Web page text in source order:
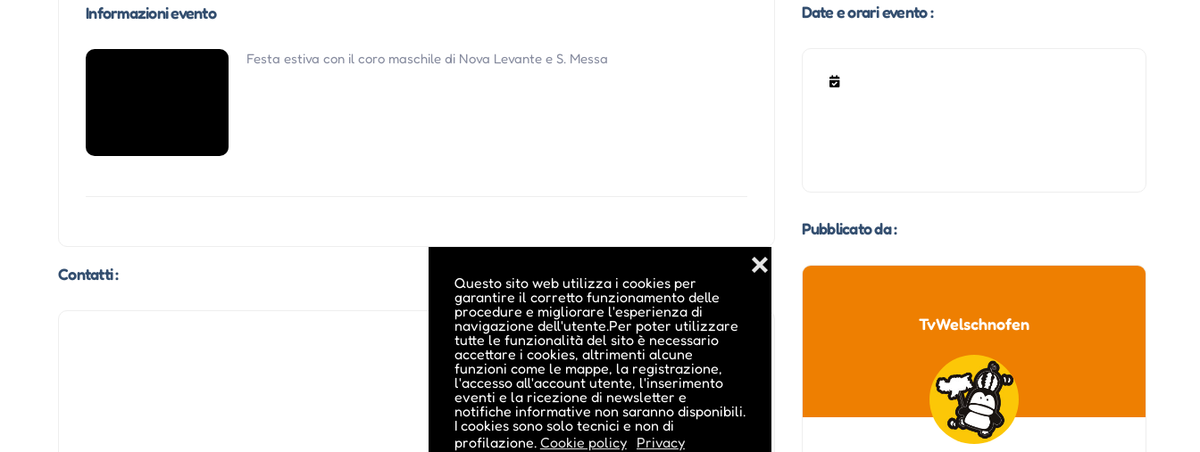
Questo sito web utilizza i cookies per
garantire il corretto funzionamento delle
procedure e migliorare l'esperienza di
navigazione dell'utente.Per poter utilizzare
tutte le funzionalità del sito è necessario
accettare i cookies, altrimenti alcune
funzioni come le mappe, la registrazione,
l'accesso all'account utente, l'inserimento
eventi e la ricezione di newsletter e
notifiche informative non saranno disponibili.
I cookies sono solo tecnici e non di
profilazione. Cookie policy Privacy
❌
Informazioni evento
Festa estiva con il coro maschile di Nova Levante e S. Messa
Contatti :
Date e orari evento :
Pubblicato da :
TvWelschnofen